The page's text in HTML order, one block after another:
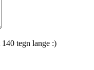
tegn lange :)